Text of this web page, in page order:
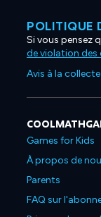
POLITIQUE
Si vous pensez
de violation
Avis à la collecte
Games for Kids
À propos de
Parents
FAQ sur